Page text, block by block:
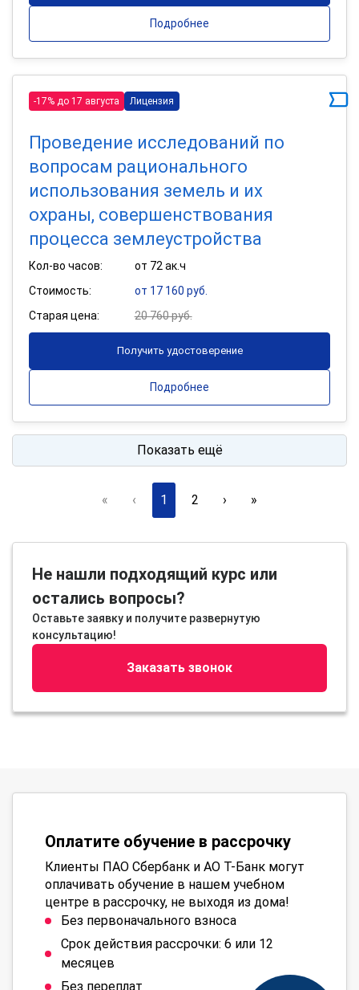
Подробнее
-17% до 17 августа Лицензия
Проведение исследований по
вопросам рационального
использования земель и их
охраны, совершенствования
процесса землеустройства
Кол-во часов:
от 72 ак.ч
Стоимость:
от 17 160 руб.
Старая цена:
20 760 руб.
Получить удостоверение
Подробнее
Показать ещё
« ‹ 1 2 › »
Не нашли подходящий курс или
остались вопросы?
Оставьте заявку и получите развернутую
консультацию!
Заказать звонок
Оплатите обучение в рассрочку
Клиенты ПАО Сбербанк и АО Т-Банк могут
оплачивать обучение в нашем учебном
центре в рассрочку, не выходя из дома!
Без первоначального взноса
Срок действия рассрочки: 6 или 12
месяцев
Без переплат